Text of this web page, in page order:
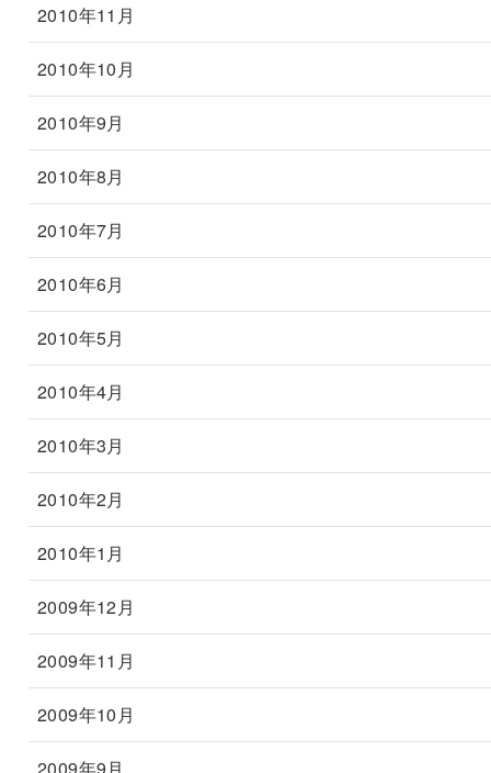
2010年11月
2010年10月
2010年9月
2010年8月
2010年7月
2010年6月
2010年5月
2010年4月
2010年3月
2010年2月
2010年1月
2009年12月
2009年11月
2009年10月